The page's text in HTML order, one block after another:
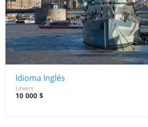
Idioma Inglés
Liniers
10 000 $